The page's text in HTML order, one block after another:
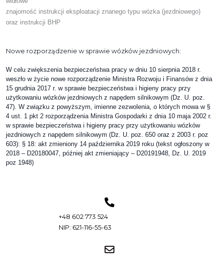
znajomość instrukcji eksploatacji znanego typu wózka (jezdniowego)
oraz instrukcji BHP
Nowe rozporządzenie w sprawie wózków jezdniowych:
W celu zwiększenia bezpieczeństwa pracy w dniu 10 sierpnia 2018 r.
weszło w życie nowe rozporządzenie Ministra Rozwoju i Finansów z dnia
15 grudnia 2017 r. w sprawie bezpieczeństwa i higieny pracy przy
użytkowaniu wózków jezdniowych z napędem silnikowym (Dz. U. poz.
47). W związku z powyższym, imienne zezwolenia, o których mowa w §
4 ust. 1 pkt 2 rozporządzenia Ministra Gospodarki z dnia 10 maja 2002 r.
w sprawie bezpieczeństwa i higieny pracy przy użytkowaniu wózków
jezdniowych z napędem silnikowym (Dz. U. poz. 650 oraz z 2003 r. poz
603): § 18: akt zmieniony 14 października 2019 roku (tekst ogłoszony w
2018 – D20180047, później akt zmieniający – D20191948, Dz. U. 2019
poz 1948)
+48 602 773 524
NIP: 621-116-55-63